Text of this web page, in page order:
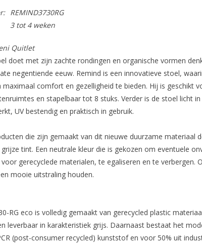
REMIND3730RG
3 tot 4 weken
Quitlet
doet met zijn zachte rondingen en organische vormen
negentiende eeuw. Remind is een innovatieve stoel,
comfort en gezelligheid te bieden. Hij is geschikt
en stapelbaar tot 8 stuks. Verder is de stoel licht
UV bestendig en praktisch in gebruik.
die zijn gemaakt van dit nieuwe duurzame materiaal
tint. Een neutrale kleur die is gekozen om eventuele
gerecyclede materialen, te egaliseren en te verbergen.
mooie uitstraling houden.
RG eco is volledig gemaakt van gerecycled plastic
leverbaar in karakteristiek grijs. Daarnaast bestaat het
(post-consumer recycled) kunststof en voor 50% uit